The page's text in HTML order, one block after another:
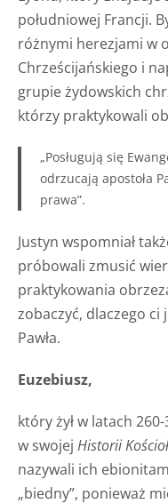
południowej Francji.
różnymi herezjami w
Chrześcijańskiego i
grupie żydowskich
którzy praktykowali
„Posługują się
odrzucają apostoła
prawa”.
Justyn wspomniał
próbowali zmusić
praktykowania
zobaczyć, dlaczego
Pawła.
Euzebiusz,
który żył w latach
w swojej Historii
nazywali ich
„biedny”, ponieważ